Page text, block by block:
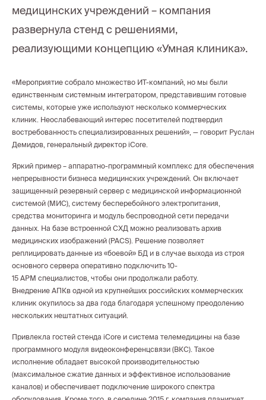
медицинских учреждений – компания
развернула стенд с решениями,
реализующими концепцию «Умная клиника».
«Мероприятие собрало множество ИТ-компаний, но мы были
единственным системным интегратором, представившим готовые
системы, которые уже используют несколько коммерческих
клиник. Неослабевающий интерес посетителей подтвердил
востребованность специализированных решений», — говорит Руслан
Демидов, генеральный директор iCore.
Яркий пример – аппаратно-программный комплекс для обеспечения
непрерывности бизнеса медицинских учреждений. Он включает
защищенный резервный сервер с медицинской информационной
системой (МИС), систему бесперебойного электропитания,
средства мониторинга и модуль беспроводной сети передачи
данных. На базе встроенной СХД можно реализовать архив
медицинских изображений (PACS). Решение позволяет
реплицировать данные из «боевой» БД и в случае выхода из строя
основного сервера оперативно подключить 10-
15 АРМ специалистов, чтобы они продолжали работу.
Внедрение АПКв одной из крупнейших российских коммерческих
клиник окупилось за два года благодаря успешному преодолению
нескольких нештатных ситуаций.
Привлекла гостей стенда iCore и система телемедицины на базе
программного модуля видеоконференцсвязи (ВКС). Такое
исполнение обладает высокой производительностью
(максимальное сжатие данных и эффективное использование
каналов) и обеспечивает подключение широкого спектра